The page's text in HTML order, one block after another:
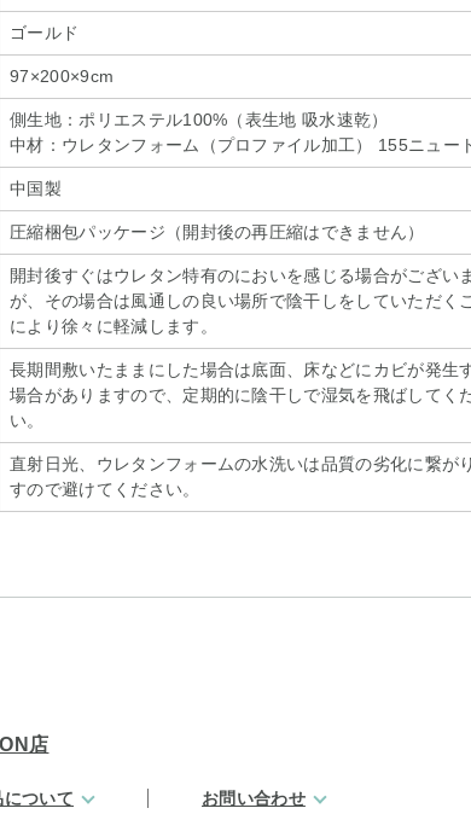
ゴールド
97×200×9cm
側生地：ポリエステル100%（表生地 吸水速乾）
中材：ウレタンフォーム（プロファイル加工） 155ニュー
中国製
圧縮梱包パッケージ（開封後の再圧縮はできません）
開封後すぐはウレタン特有のにおいを感じる場合がござい
が、その場合は風通しの良い場所で陰干しをしていただく
により徐々に軽減します。
長期間敷いたままにした場合は底面、床などにカビが発生
場合がありますので、定期的に陰干しで湿気を飛ばしてく
い。
直射日光、ウレタンフォームの水洗いは品質の劣化に繋が
すので避けてください。
店
について お問い合わせ